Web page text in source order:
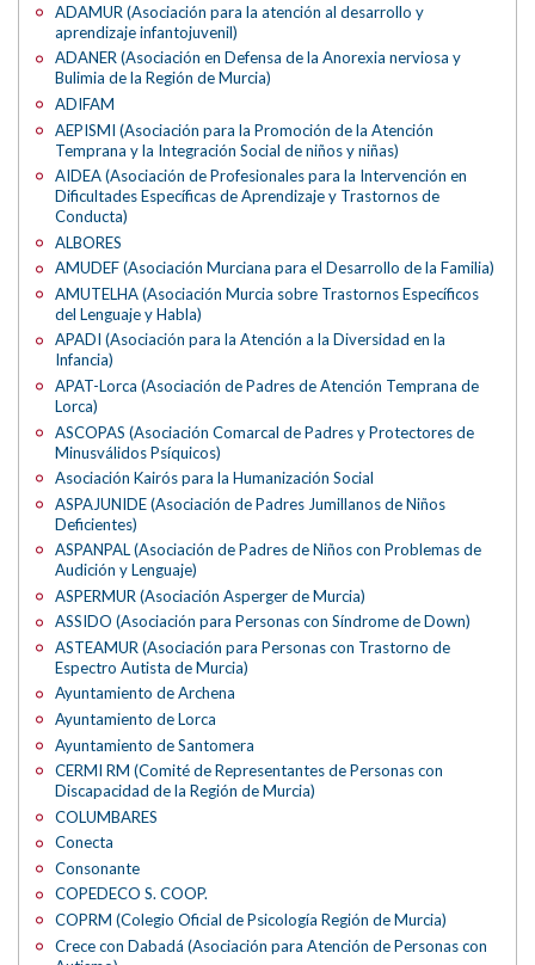
ADAMUR (Asociación para la atención al desarrollo y
aprendizaje infantojuvenil)
ADANER (Asociación en Defensa de la Anorexia nerviosa y
Bulimia de la Región de Murcia)
ADIFAM
AEPISMI (Asociación para la Promoción de la Atención
Temprana y la Integración Social de niños y niñas)
AIDEA (Asociación de Profesionales para la Intervención en
Dificultades Específicas de Aprendizaje y Trastornos de
Conducta)
ALBORES
AMUDEF (Asociación Murciana para el Desarrollo de la Familia)
AMUTELHA (Asociación Murcia sobre Trastornos Específicos
del Lenguaje y Habla)
APADI (Asociación para la Atención a la Diversidad en la
Infancia)
APAT-Lorca (Asociación de Padres de Atención Temprana de
Lorca)
ASCOPAS (Asociación Comarcal de Padres y Protectores de
Minusválidos Psíquicos)
Asociación Kairós para la Humanización Social
ASPAJUNIDE (Asociación de Padres Jumillanos de Niños
Deficientes)
ASPANPAL (Asociación de Padres de Niños con Problemas de
Audición y Lenguaje)
ASPERMUR (Asociación Asperger de Murcia)
ASSIDO (Asociación para Personas con Síndrome de Down)
ASTEAMUR (Asociación para Personas con Trastorno de
Espectro Autista de Murcia)
Ayuntamiento de Archena
Ayuntamiento de Lorca
Ayuntamiento de Santomera
CERMI RM (Comité de Representantes de Personas con
Discapacidad de la Región de Murcia)
COLUMBARES
Conecta
Consonante
COPEDECO S. COOP.
COPRM (Colegio Oficial de Psicología Región de Murcia)
Crece con Dabadá (Asociación para Atención de Personas con